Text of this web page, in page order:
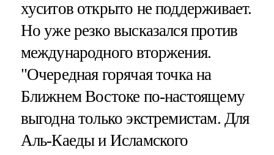
хуситов открыто не поддерживает.
Но уже резко высказался против
международного вторжения.
"Очередная горячая точка на
Ближнем Востоке по-настоящему
выгодна только экстремистам. Для
Аль-Каеды и Исламского